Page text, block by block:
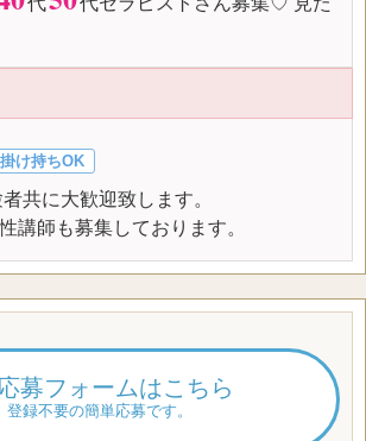
掛け持ちOK
共に大歓迎致します。
講師も募集しております。
募フォームはこちら
登録不要の簡単応募です。